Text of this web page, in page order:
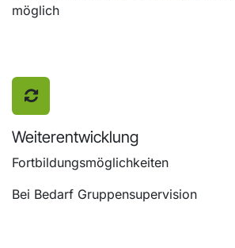
möglich
Weiterentwicklung
Fortbildungsmöglichkeiten
Bei Bedarf Gruppensupervision